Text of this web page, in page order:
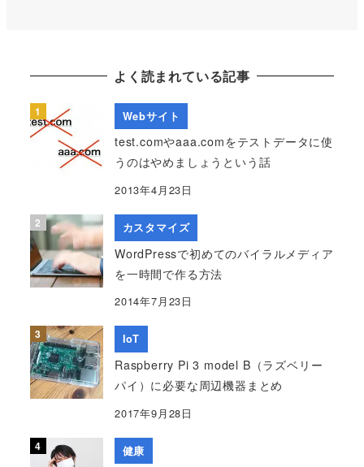
よく読まれている記事
Webサイト
test.comやaaa.comをテストデータに使
うのはやめましょうという話
2013年4月23日
カスタマイズ
WordPressで初めてのバイラルメディア
を一時間で作る方法
2014年7月23日
IoT
Raspberry Pi 3 model B（ラズベリー
パイ）に必要な周辺機器まとめ
2017年9月28日
健康